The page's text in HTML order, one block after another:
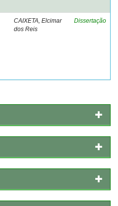
CAIXETA, Elcimar
dos Reis
Dissertação